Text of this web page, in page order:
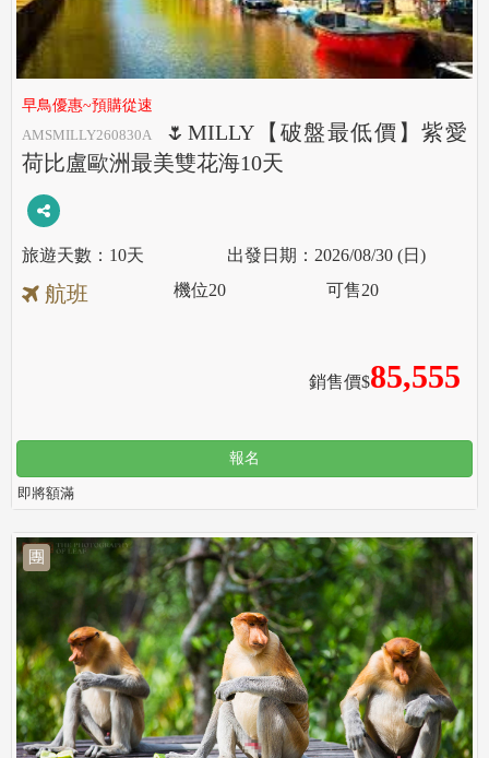
早鳥優惠~預購從速
AMSMILLY260830A
🌷MILLY【破盤最低價】紫愛
荷比盧歐洲最美雙花海10天
10天 2026/08/30 (日)
航班
銷售價$85,555
機位20 可售20
報名
即將額滿
團